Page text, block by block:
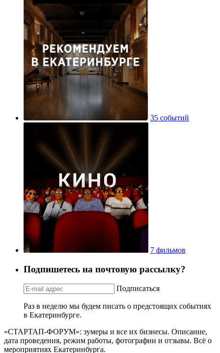
35 событий
7 фильмов
Подпишетесь на почтовую рассылку?
Подписаться
Раз в неделю мы будем писать о предстоящих событиях
в Екатеринбурге.
«СТАРТАП-ФОРУМ»: зумеры и все их бизнесы. Описание,
дата проведения, режим работы, фотографии и отзывы. Всё о
мероприятиях Екатеринбурга.